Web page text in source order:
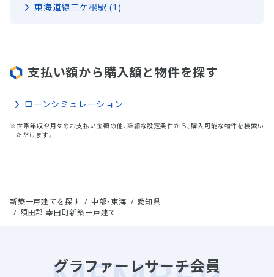
東海道線三ケ根駅 (1)
支払い額から購入額と物件を探す
ローンシミュレーション
※世帯年収や月々のお支払い金額の他、詳細な設定条件から、購入可能な物件を検索い
ただけます。
新築一戸建てを探す 中部・東海
愛知県
額田郡 幸田町新築一戸建て
グラファーレサーチ会員